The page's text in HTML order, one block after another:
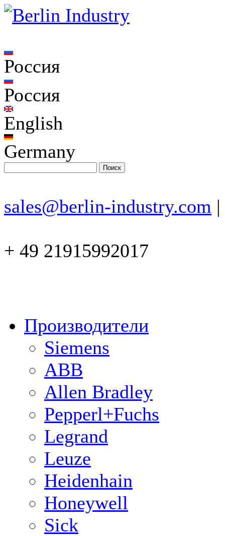
Россия
Россия
English
Germany
sales@berlin-industry.com |
+ 49 21915992017
Производители
Siemens
ABB
Allen Bradley
Pepperl+Fuchs
Legrand
Leuze
Heidenhain
Honeywell
Sick